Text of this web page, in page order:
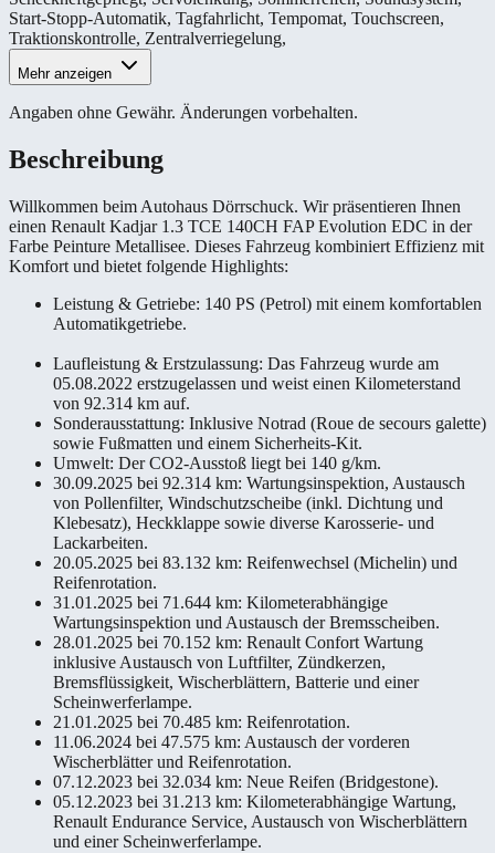
Start-Stopp-Automatik, Tagfahrlicht, Tempomat, Touchscreen,
Traktionskontrolle, Zentralverriegelung,
Mehr anzeigen
Angaben ohne Gewähr. Änderungen vorbehalten.
Beschreibung
Willkommen beim Autohaus Dörrschuck. Wir präsentieren Ihnen
einen Renault Kadjar 1.3 TCE 140CH FAP Evolution EDC in der
Farbe Peinture Metallisee. Dieses Fahrzeug kombiniert Effizienz mit
Komfort und bietet folgende Highlights:
Leistung & Getriebe: 140 PS (Petrol) mit einem komfortablen
Automatikgetriebe.
Laufleistung & Erstzulassung: Das Fahrzeug wurde am
05.08.2022 erstzugelassen und weist einen Kilometerstand
von 92.314 km auf.
Sonderausstattung: Inklusive Notrad (Roue de secours galette)
sowie Fußmatten und einem Sicherheits-Kit.
Umwelt: Der CO2-Ausstoß liegt bei 140 g/km.
30.09.2025 bei 92.314 km: Wartungsinspektion, Austausch
von Pollenfilter, Windschutzscheibe (inkl. Dichtung und
Klebesatz), Heckklappe sowie diverse Karosserie- und
Lackarbeiten.
20.05.2025 bei 83.132 km: Reifenwechsel (Michelin) und
Reifenrotation.
31.01.2025 bei 71.644 km: Kilometerabhängige
Wartungsinspektion und Austausch der Bremsscheiben.
28.01.2025 bei 70.152 km: Renault Confort Wartung
inklusive Austausch von Luftfilter, Zündkerzen,
Bremsflüssigkeit, Wischerblättern, Batterie und einer
Scheinwerferlampe.
21.01.2025 bei 70.485 km: Reifenrotation.
11.06.2024 bei 47.575 km: Austausch der vorderen
Wischerblätter und Reifenrotation.
07.12.2023 bei 32.034 km: Neue Reifen (Bridgestone).
05.12.2023 bei 31.213 km: Kilometerabhängige Wartung,
Renault Endurance Service, Austausch von Wischerblättern
und einer Scheinwerferlampe.